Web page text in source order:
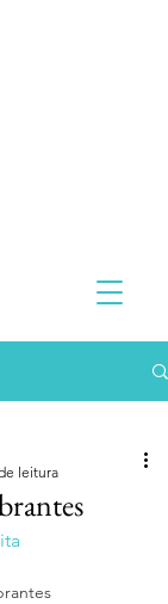
leitura